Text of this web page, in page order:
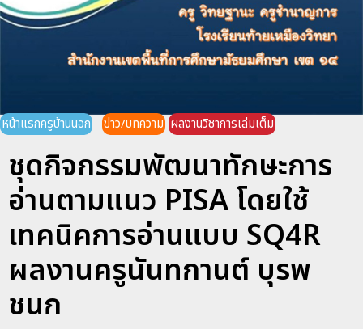
หน้าแรกครูบ้านนอก ข่าว/บทความ ผลงานวิชาการเล่มเต็ม
ชุดกิจกรรมพัฒนาทักษะการ
อ่านตามแนว PISA โดยใช้
เทคนิคการอ่านแบบ SQ4R
ผลงานครูนันทกานต์ บุรพ
ชนก